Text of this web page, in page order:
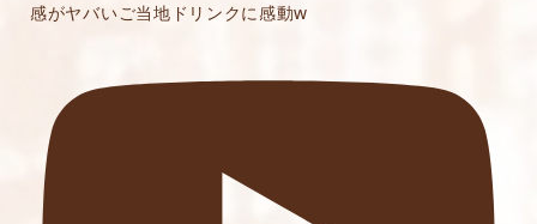
感がヤバいご当地ドリンクに感動w